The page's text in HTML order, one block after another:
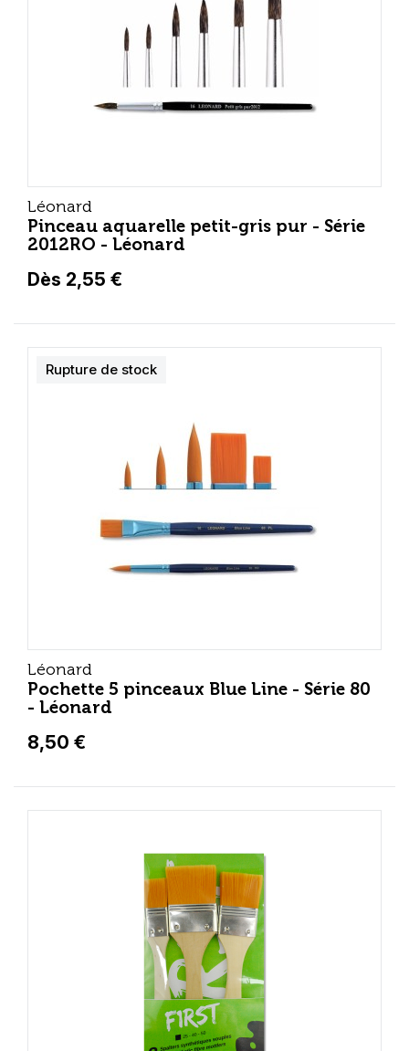
Léonard
Pinceau aquarelle petit-gris pur - Série
2012RO - Léonard
Dès 2,55 €
Léonard
Pochette 5 pinceaux Blue Line - Série 80
- Léonard
8,50 €
Rupture de stock